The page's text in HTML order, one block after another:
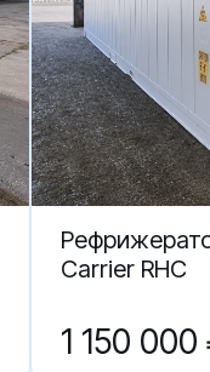
Carrier RHC
1 150 000